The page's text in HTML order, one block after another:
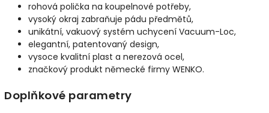
rohová polička na koupelnové potřeby,
vysoký okraj zabraňuje pádu předmětů,
unikátní, vakuový systém uchycení Vacuum-Loc,
elegantní, patentovaný design,
vysoce kvalitní plast a nerezová ocel,
značkový produkt německé firmy WENKO.
Doplňkové parametry